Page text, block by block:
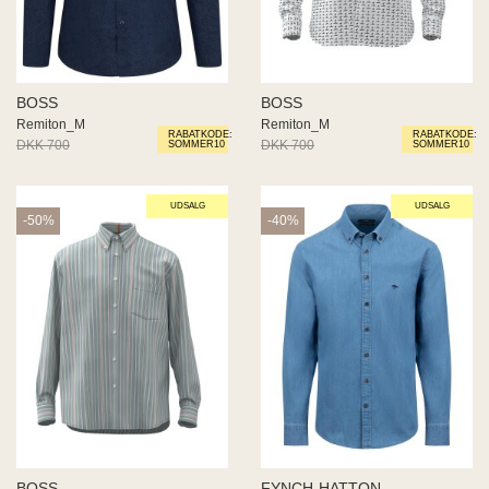
RABATKODE:
SOMMER10
BOSS
Remiton_M
DKK 700
DKK 350
RABATKODE:
SOMMER10
BOSS
Remiton_M
DKK 700
DKK 350
UDSALG
-50%
UDSALG
-40%